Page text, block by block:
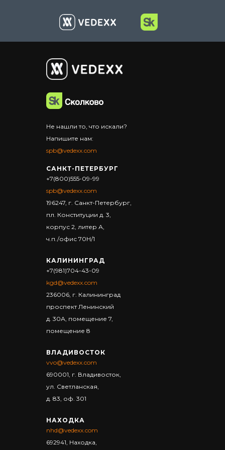
spb@vedexx.com
САНКТ-ПЕТЕРБУРГ
+7(800)555-09-99
spb@vedexx.com
196247, г. Санкт-Петербург,
пл. Конституции д. 3,
корпус 2, литер А,
ч.п./офис 70Н/1
Не нашли то, что искали?
Напишите нам:
spb@vedexx.com
КАЛИНИНГРАД
+7(981)704-43-09
kgd@vedexx.com
236006, г. Калининград
проспект Ленинский
д. 30А, помещение 7,
помещение 8
ВЛАДИВОСТОК
vvo@vedexx.com
690001, г. Владивосток,
ул. Светланская,
д. 83, оф. 301
НАХОДКА
nhd@vedexx.com
692941, Находка,